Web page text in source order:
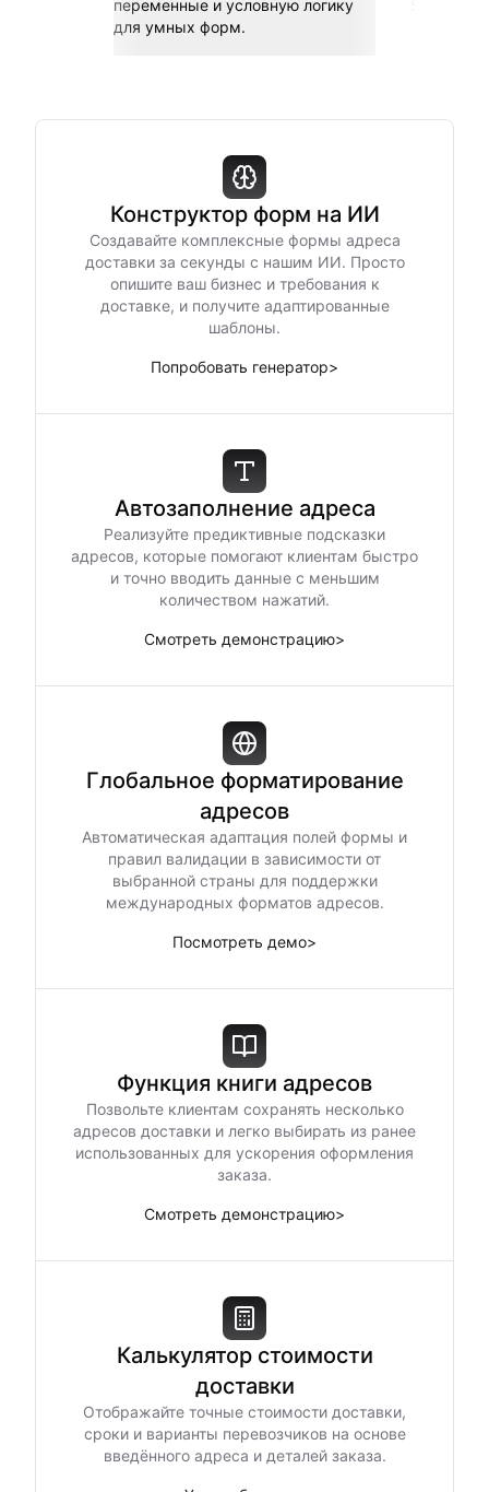
переменные и условную логику
для умных форм.
Конструктор форм на ИИ
Создавайте комплексные формы адреса
доставки за секунды с нашим ИИ. Просто
опишите ваш бизнес и требования к
доставке, и получите адаптированные
шаблоны.
Попробовать генератор>
Автозаполнение адреса
Реализуйте предиктивные подсказки
адресов, которые помогают клиентам быстро
и точно вводить данные с меньшим
количеством нажатий.
Смотреть демонстрацию>
Глобальное форматирование
адресов
Автоматическая адаптация полей формы и
правил валидации в зависимости от
выбранной страны для поддержки
международных форматов адресов.
Посмотреть демо>
Функция книги адресов
Позвольте клиентам сохранять несколько
адресов доставки и легко выбирать из ранее
использованных для ускорения оформления
заказа.
Смотреть демонстрацию>
Калькулятор стоимости
доставки
Отображайте точные стоимости доставки,
сроки и варианты перевозчиков на основе
введённого адреса и деталей заказа.